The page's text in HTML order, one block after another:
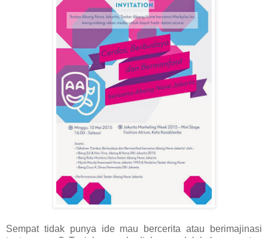
Sempat tidak punya ide mau bercerita atau berimajinasi